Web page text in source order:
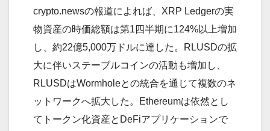
crypto.newsの報道によれば、XRP Ledgerの実
物資産の時価総額は第1四半期に124%以上増加
し、約22億5,000万ドルに達した。RLUSDの拡
大に伴いステーブルコインの活動も増加し、
RLUSDはWormholeとの統合を通じて複数のネ
ットワークへ拡大した。Ethereumは依然とし
てトークン化資産とDeFiアプリケーションで